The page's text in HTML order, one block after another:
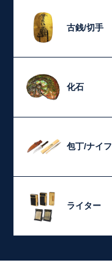
古銭/切手
化石
包丁/ナイフ
ライター